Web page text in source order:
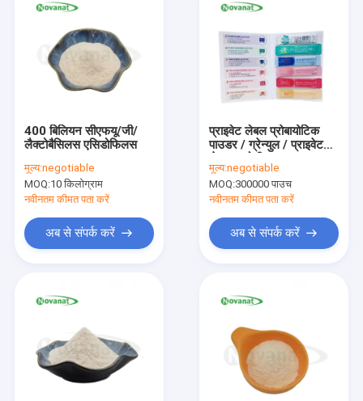
400 बिलियन सीएफयू/जी/
लैक्टोबैसिलस एसिडोफिलस
मूल्य:negotiable
MOQ:10 किलोग्राम
नवीनतम कीमत पता करें
अब से संपर्क करें
प्राइवेट लेबल प्रोबायोटिक
पाउडर / ग्रेन्युल / प्राइवेट
मूल्य:negotiable
MOQ:300000 पाउच
नवीनतम कीमत पता करें
अब से संपर्क करें